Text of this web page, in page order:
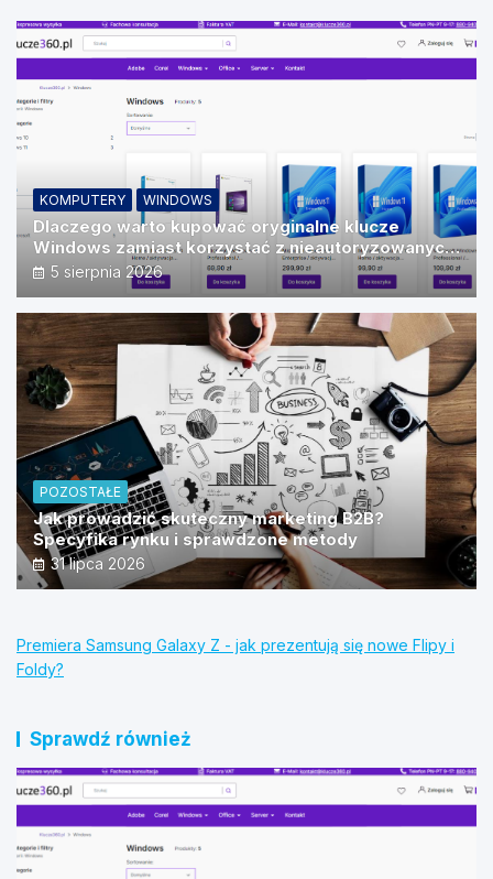
KOMPUTERY WINDOWS
Dlaczego warto kupować oryginalne klucze
Windows zamiast korzystać z nieautoryzowanych
źródeł?
5 sierpnia 2026
POZOSTAŁE
Jak prowadzić skuteczny marketing B2B?
Specyfika rynku i sprawdzone metody
31 lipca 2026
Premiera Samsung Galaxy Z - jak prezentują się nowe Flipy i
Foldy?
Sprawdź również